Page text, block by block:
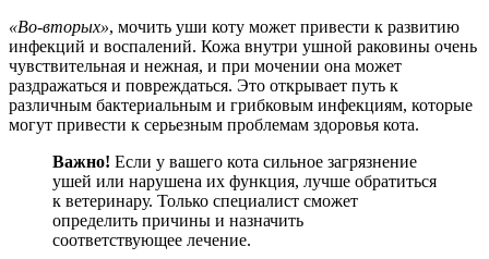
«Во-вторых», мочить уши коту может привести к развитию
инфекций и воспалений. Кожа внутри ушной раковины очень
чувствительная и нежная, и при мочении она может
раздражаться и повреждаться. Это открывает путь к
различным бактериальным и грибковым инфекциям, которые
могут привести к серьезным проблемам здоровья кота.
Важно! Если у вашего кота сильное загрязнение
ушей или нарушена их функция, лучше обратиться
к ветеринару. Только специалист сможет
определить причины и назначить
соответствующее лечение.